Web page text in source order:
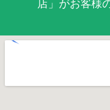
店」がお客様